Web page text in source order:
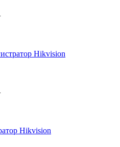
Hikvision
Hikvision